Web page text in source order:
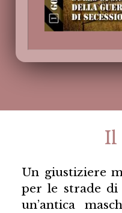
Il
Un giustiziere
per le strade di
un’antica